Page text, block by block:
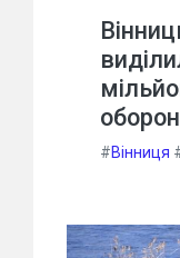
#Вінниця